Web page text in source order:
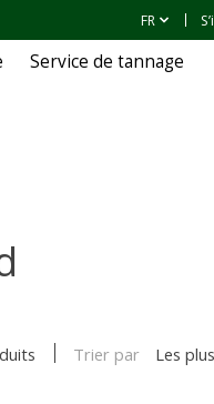
FR
Service de tannage
Trier par Les